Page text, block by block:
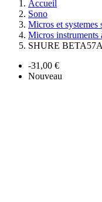
Accueil
Sono
Micros et systemes
Micros instruments
SHURE
-31,00 €
Nouveau